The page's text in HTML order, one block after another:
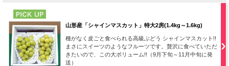
山形産「シャインマスカット」特大2房(1.4kg～1.6kg)
種がなく皮ごと食べられる高級ぶどう シャインマスカット!!
まさにスイーツのようなフルーツです。贅沢に食べていただ
きたいので、この大ボリューム!!（9月下旬～11月中旬に発
送）